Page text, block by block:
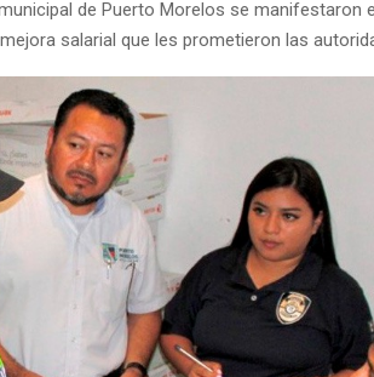
de Puerto Morelos se manifestaron
salarial que les prometieron las